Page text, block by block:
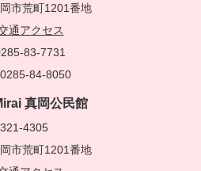
市荒町1201番地
通アクセス
83-7731
84-8050
真岡公民館
4305
市荒町1201番地